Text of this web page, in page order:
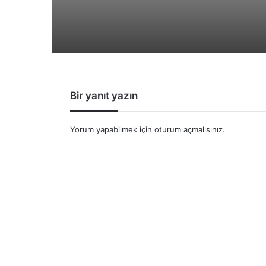
Bir yanıt yazın
Yorum yapabilmek için oturum açmalısınız.